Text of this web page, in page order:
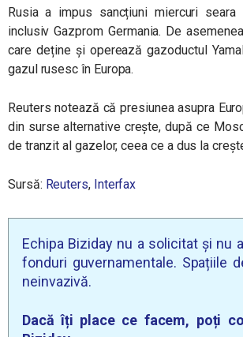
Rusia a impus sancțiuni miercuri
inclusiv Gazprom Germania. De
care deține și operează gazoductul
gazul rusesc în Europa.
Reuters notează că presiunea asupra
din surse alternative crește, după ce
de tranzit al gazelor, ceea ce a dus la
Sursă: Reuters, Interfax
Echipa Biziday nu a solicitat și nu
fonduri guvernamentale. Spațiile
neinvazivă.
Dacă îți place ce facem, poți